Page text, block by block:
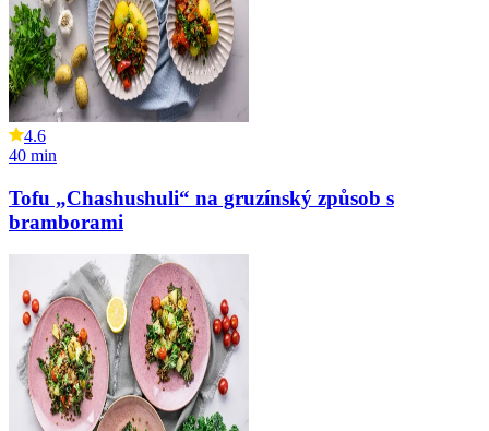
4.6
40 min
Tofu „Chashushuli“ na gruzínský způsob s
bramborami